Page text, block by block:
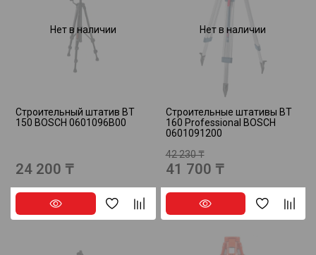
Нет в наличии
Строительный штатив BT
150 BOSCH 0601096B00
24 200 ₸
Нет в наличии
Строительные штативы BT
160 Professional BOSCH
0601091200
42 230 ₸
41 700 ₸